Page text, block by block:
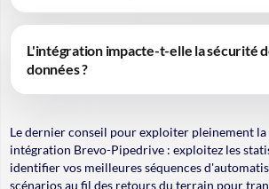
L'intégration impacte-t-elle la sécurité
données ?
Le dernier conseil pour exploiter pleinement la
intégration Brevo-Pipedrive : exploitez les
identifier vos meilleures séquences
scénarios au fil des retours du terrain pour